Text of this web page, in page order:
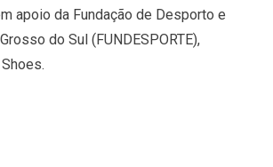
apoio da Fundação de Desporto e
do Sul (FUNDESPORTE),